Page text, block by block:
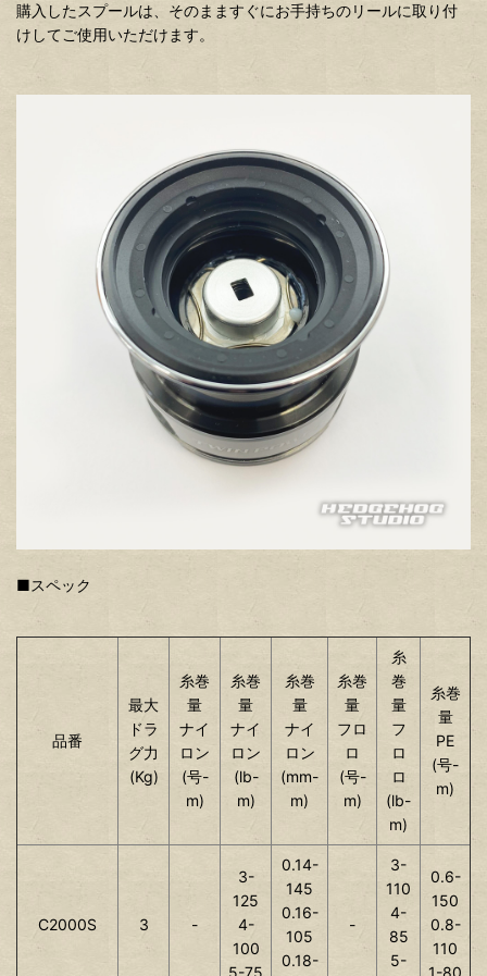
購入したスプールは、そのまますぐにお手持ちのリールに取り付
けしてご使用いただけます。
■スペック
品番
最大
ドラ
グ力
(Kg)
糸巻
量
ナイ
ロン
(号-
m)
糸巻
量
ナイ
ロン
(lb-
m)
糸巻
量
ナイ
ロン
(mm-
m)
糸巻
量
フロ
ロ
(号-
m)
糸
巻
量
フ
ロ
ロ
(lb-
m)
糸巻
量
PE
(号-
m)
C2000S 3 -
3-
125
4-
100
5-75
0.14-
145
0.16-
105
0.18-
-
3-
110
4-
85
5-
0.6-
150
0.8-
110
1-80